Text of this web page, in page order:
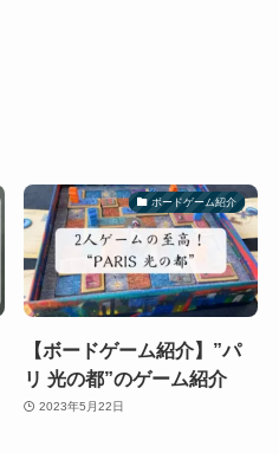
ボードゲーム紹介
【ボードゲーム紹介】”パ
リ 光の都”のゲーム紹介
2023年5月22日